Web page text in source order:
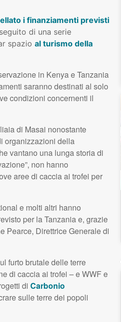
i finanziamenti previsti
di una serie
spazio al turismo della
in Kenya e Tanzania
saranno destinati al solo
condizioni concernenti il
di Masai nonostante
organizzazioni della
vantano una lunga storia di
non hanno
aree di caccia ai trofei per
e molti altri hanno
per la Tanzania e, grazie
Pearce, Direttrice Generale di
furto brutale delle terre
di caccia ai trofei – e WWF e
di Carbonio
sulle terre dei popoli